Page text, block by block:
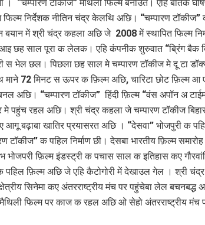
। “चम्पारण टॉकीज” मैथिली फिल्‍म बनाउत। एहि बातक
निर्देशक नीतिन चंद्र केलथि अछि। “चम्पारण टॉकीज”
बयान में श्री चंद्र कहला अछि जे 2008 में स्‍थापित फिल्‍म
छह साल पूरा क लेलक। एहि कंपनीक शुरुवात “ब्रिंग बैक
स भेल छल। पिछला छह साल मे चम्पारण टॉकीज मे दू टा
72 मिनट स ऊपर क फ़िल्म अछि, चारिटा छोट फ़िल्म आ
अछि। “चम्पारण टॉकीज” हिंदी फ़िल्म “वंस अपॉन अ
मे पहुंच रहल अछि। श्री चंद्र कहला जे चम्पारण टॉकीज
आगू बढ़ाबा खातिर प्रयासरत अछि । “देसवा” भोजपुरी क
टॉकीज” क पहिल निर्माण छी। देसबा भारतीय फ़िल्म
भोजपरी फ़िल्म इंडस्ट्री क पचास साल क इतिहास कए
पहिल फ़िल्म अछि जे एहि कैटोगोरी में देखाउल गेल । श्री
सिनेमा कए अंतरराष्‍ट्रीय मंच पर पहुंचेबा लेल
फिल्‍म पर काज क रहल अछि ओ सेहो अंतरराष्‍ट्रीय मंच